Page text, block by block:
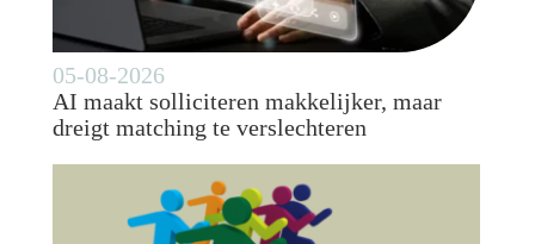
05-08-2026
AI maakt solliciteren makkelijker, maar
dreigt matching te verslechteren